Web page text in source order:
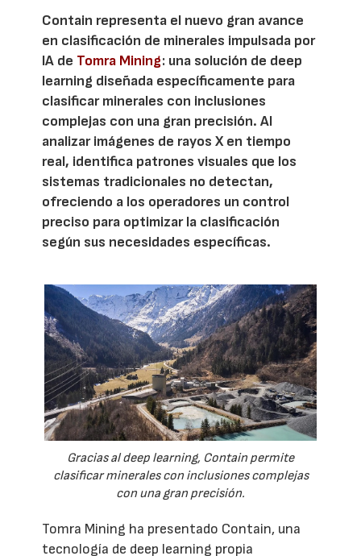
Contain representa el nuevo gran avance
en clasificación de minerales impulsada por
IA de Tomra Mining: una solución de deep
learning diseñada específicamente para
clasificar minerales con inclusiones
complejas con una gran precisión. Al
analizar imágenes de rayos X en tiempo
real, identifica patrones visuales que los
sistemas tradicionales no detectan,
ofreciendo a los operadores un control
preciso para optimizar la clasificación
según sus necesidades específicas.
Gracias al deep learning, Contain permite
clasificar minerales con inclusiones complejas
con una gran precisión.
Tomra Mining ha presentado Contain, una
tecnología de deep learning propia